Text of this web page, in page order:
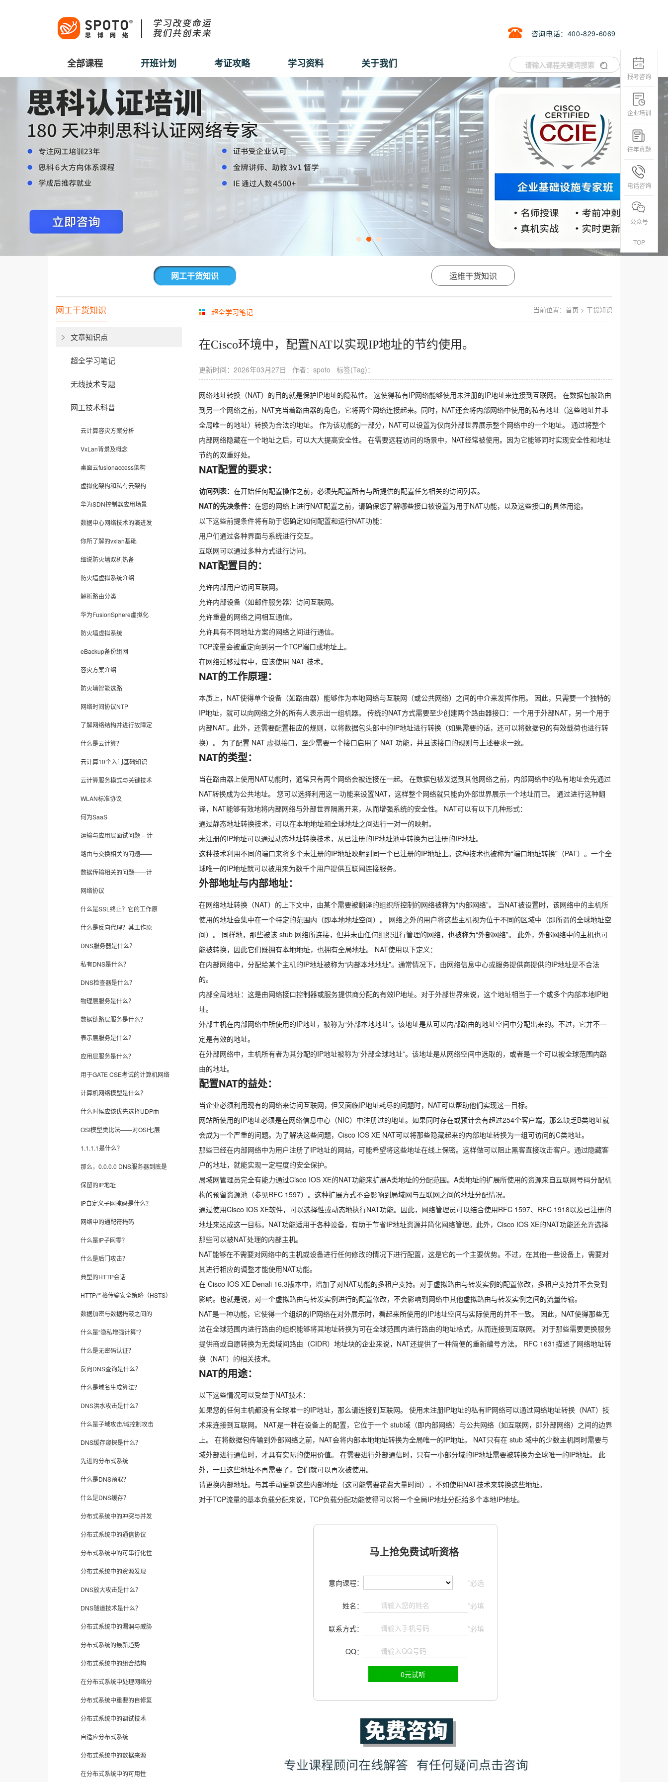
咨询电话：400-829-6069
全部课程 开班计划 考证攻略 学习资料 关于我们
网工干货知识 运维干货知识
网工干货知识
文章知识点
超全学习笔记
无线技术专题
网工技术科普
云计算容灾方案分析
VxLan背景及概念
桌面云fusionaccess架构
虚拟化架构和私有云架构
华为SDN控制器应用场景
数据中心网络技术的演进发
你所了解的vxlan基础
细说防火墙双机热备
防火墙虚拟系统介绍
解析路由分类
华为FusionSphere虚拟化
防火墙虚拟系统
eBackup备份组网
容灾方案介绍
防火墙智能选路
网络时间协议NTP
了解网络结构并进行故障定
什么是云计算？
云计算10个入门基础知识
云计算服务模式与关键技术
WLAN标准协议
何为SaaS
运输与应用层面试问题 – 计
路由与交换相关的问题——
数据传输相关的问题——计
网络协议
什么是SSL终止？它的工作原
什么是反向代理？其工作原
DNS服务器是什么？
私有DNS是什么？
DNS检查器是什么？
物理层服务是什么？
数据链路层服务是什么？
表示层服务是什么？
应用层服务是什么？
用于GATE CSE考试的计算机网络
计算机网络模型是什么？
什么时候应该优先选择UDP而
OSI模型类比法——对OSI七层
1.1.1.1是什么？
那么，0.0.0.0 DNS服务器到底是
保留的IP地址
IP自定义子网掩码是什么？
网络中的通配符掩码
什么是IP子网零？
什么是后门攻击？
典型的HTTP会话
HTTP严格传输安全策略（HSTS）
数据加密与数据掩蔽之间的
什么是“隐私增强计算”？
什么是无密码认证？
反向DNS查询是什么？
什么是域名生成算法？
DNS洪水攻击是什么？
什么是子域攻击/域控制攻击
DNS缓存窥探是什么？
先进的分布式系统
什么是DNS预取？
什么是DNS缓存？
分布式系统中的冲突与并发
分布式系统中的通信协议
分布式系统中的可串行化性
分布式系统中的资源发现
DNS放大攻击是什么？
DNS隧道技术是什么？
分布式系统中的漏洞与威胁
分布式系统的最新趋势
分布式系统中的组合结构
在分布式系统中处理网络分
分布式系统中重要的自修复
分布式系统中的调试技术
自适应分布式系统
分布式系统中的数据来源
在分布式系统中的可用性
超全学习笔记 当前位置： 首页 > 干货知识
在Cisco环境中，配置NAT以实现IP地址的节约使用。
更新时间：2026年03月27日 作者：spoto 标签(Tag)：
网络地址转换（NAT）的目的就是保护IP地址的隐私性。 这使得私有IP网络能够使用未注册的IP地址来连接到互联网。 在数据包被路由
到另一个网络之前，NAT充当着路由器的角色，它将两个网络连接起来。同时，NAT还会将内部网络中使用的私有地址（这些地址并非
全局唯一的地址）转换为合法的地址。 作为该功能的一部分，NAT可以设置为仅向外部世界展示整个网络中的一个地址。 通过将整个
内部网络隐藏在一个地址之后，可以大大提高安全性。 在需要远程访问的场景中，NAT经常被使用。因为它能够同时实现安全性和地址
节约的双重好处。
NAT配置的要求：
访问列表： 在开始任何配置操作之前，必须先配置所有与所提供的配置任务相关的访问列表。
NAT的先决条件： 在您的网络上进行NAT配置之前，请确保您了解哪些接口被设置为用于NAT功能，以及这些接口的具体用途。
以下这些前提条件将有助于您确定如何配置和运行NAT功能：
用户们通过各种界面与系统进行交互。
互联网可以通过多种方式进行访问。
NAT配置目的：
允许内部用户访问互联网。
允许内部设备（如邮件服务器）访问互联网。
允许重叠的网络之间相互通信。
允许具有不同地址方案的网络之间进行通信。
TCP流量会被重定向到另一个TCP端口或地址上。
在网络迁移过程中，应该使用 NAT 技术。
NAT的工作原理：
本质上，NAT使得单个设备（如路由器）能够作为本地网络与互联网（或公共网络）之间的中介来发挥作用。 因此，只需要一个独特的
IP地址，就可以向网络之外的所有人表示出一组机器。 传统的NAT方式需要至少创建两个路由器接口：一个用于外部NAT，另一个用于
内部NAT。此外，还需要配置相应的规则，以将数据包头部中的IP地址进行转换（如果需要的话，还可以将数据包的有效载荷也进行转
换）。 为了配置 NAT 虚拟接口，至少需要一个接口启用了 NAT 功能，并且该接口的规则与上述要求一致。
NAT的类型：
当在路由器上使用NAT功能时，通常只有两个网络会被连接在一起。 在数据包被发送到其他网络之前，内部网络中的私有地址会先通过
NAT转换成为公共地址。 您可以选择利用这一功能来设置NAT，这样整个网络就只能向外部世界展示一个地址而已。 通过进行这种翻
译，NAT能够有效地将内部网络与外部世界隔离开来，从而增强系统的安全性。 NAT可以有以下几种形式：
通过静态地址转换技术，可以在本地地址和全球地址之间进行一对一的映射。
未注册的IP地址可以通过动态地址转换技术，从已注册的IP地址池中转换为已注册的IP地址。
这种技术利用不同的端口来将多个未注册的IP地址映射到同一个已注册的IP地址上。这种技术也被称为“端口地址转换”（PAT）。一个全
球唯一的IP地址就可以被用来为数千个用户提供互联网连接服务。
外部地址与内部地址：
在网络地址转换（NAT）的上下文中，由某个需要被翻译的组织所控制的网络被称为“内部网络”。 当NAT被设置时，该网络中的主机所
使用的地址会集中在一个特定的范围内（即本地地址空间）。 网络之外的用户将这些主机视为位于不同的区域中（即所谓的全球地址空
间）。 同样地，那些被该 stub 网络所连接，但并未由任何组织进行管理的网络，也被称为“外部网络”。 此外，外部网络中的主机也可
能被转换，因此它们既拥有本地地址，也拥有全局地址。 NAT使用以下定义：
在内部网络中，分配给某个主机的IP地址被称为“内部本地地址”。通常情况下，由网络信息中心或服务提供商提供的IP地址是不合法
的。
内部全局地址：这是由网络接口控制器或服务提供商分配的有效IP地址。对于外部世界来说，这个地址相当于一个或多个内部本地IP地
址。
外部主机在内部网络中所使用的IP地址，被称为“外部本地地址”。该地址是从可以内部路由的地址空间中分配出来的。不过，它并不一
定是有效的地址。
在外部网络中，主机所有者为其分配的IP地址被称为“外部全球地址”。该地址是从网络空间中选取的，或者是一个可以被全球范围内路
由的地址。
配置NAT的益处：
当企业必须利用现有的网络来访问互联网，但又面临IP地址耗尽的问题时，NAT可以帮助他们实现这一目标。
网站所使用的IP地址必须是在网络信息中心（NIC）中注册过的地址。如果同时存在或预计会有超过254个客户端，那么缺乏B类地址就
会成为一个严重的问题。为了解决这些问题，Cisco IOS XE NAT可以将那些隐藏起来的内部地址转换为一组可访问的C类地址。
那些已经在内部网络中为用户注册了IP地址的网站，可能希望将这些地址在线上保密。这样做可以阻止黑客直接攻击客户。通过隐藏客
户的地址，就能实现一定程度的安全保护。
局域网管理员完全有能力通过Cisco IOS XE的NAT功能来扩展A类地址的分配范围。A类地址的扩展所使用的资源来自互联网号码分配机
构的预留资源池（参见RFC 1597）。这种扩展方式不会影响到局域网与互联网之间的地址分配情况。
通过使用Cisco IOS XE软件，可以选择性或动态地执行NAT功能。因此，网络管理员可以结合使用RFC 1597、RFC 1918以及已注册的
地址来达成这一目标。NAT功能适用于各种设备，有助于节省IP地址资源并简化网络管理。此外，Cisco IOS XE的NAT功能还允许选择
那些可以被NAT处理的内部主机。
NAT能够在不需要对网络中的主机或设备进行任何修改的情况下进行配置，这是它的一个主要优势。不过，在其他一些设备上，需要对
其进行相应的调整才能使用NAT功能。
在 Cisco IOS XE Denali 16.3版本中，增加了对NAT功能的多租户支持。对于虚拟路由与转发实例的配置修改，多租户支持并不会受到
影响。也就是说，对一个虚拟路由与转发实例进行的配置修改，不会影响到网络中其他虚拟路由与转发实例之间的流量传输。
NAT是一种功能，它使得一个组织的IP网络在对外展示时，看起来所使用的IP地址空间与实际使用的并不一致。 因此，NAT使得那些无
法在全球范围内进行路由的组织能够将其地址转换为可在全球范围内进行路由的地址格式，从而连接到互联网。 对于那些需要更换服务
提供商或自愿转换为无类域间路由（CIDR）地址块的企业来说，NAT还提供了一种简便的重新编号方法。 RFC 1631描述了网络地址转
换（NAT）的相关技术。
NAT的用途：
以下这些情况可以受益于NAT技术：
如果您的任何主机都没有全球唯一的IP地址，那么请连接到互联网。 使用未注册IP地址的私有IP网络可以通过网络地址转换（NAT）技
术来连接到互联网。 NAT是一种在设备上的配置，它位于一个 stub域（即内部网络）与公共网络（如互联网，即外部网络）之间的边界
上。 在将数据包传输到外部网络之前，NAT会将内部本地地址转换为全局唯一的IP地址。 NAT只有在 stub 域中的少数主机同时需要与
域外部进行通信时，才具有实际的使用价值。 在需要进行外部通信时，只有一小部分域的IP地址需要被转换为全球唯一的IP地址。 此
外，一旦这些地址不再需要了，它们就可以再次被使用。
请更换内部地址。与其手动更新这些内部地址（这可能需要花费大量时间），不如使用NAT技术来转换这些地址。
对于TCP流量的基本负载分配来说，TCP负载分配功能使得可以将一个全局IP地址分配给多个本地IP地址。
马上抢免费试听资格
意向课程： *必选
姓名： *必填
联系方式： *必填
QQ：
0元试听
报考咨询
企业培训
往年真题
电话咨询
公众号
TOP